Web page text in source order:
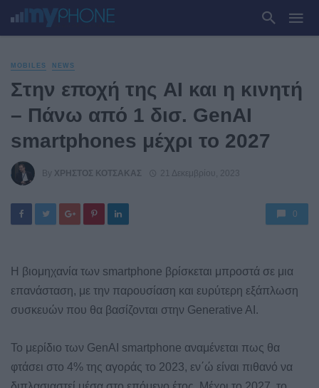
MOBILES NEWS
Στην εποχή της AI και η κινητή
– Πάνω από 1 δισ. GenAI
smartphones μέχρι το 2027
By ΧΡΉΣΤΟΣ ΚΟΤΣΑΚΆΣ 21 Δεκεμβρίου, 2023
0
Η βιομηχανία των smartphone βρίσκεται μπροστά σε μια
επανάσταση, με την παρουσίαση και ευρύτερη εξάπλωση
συσκευών που θα βασίζονται στην Generative AI.
Το μερίδιο των GenAI smartphone αναμένεται πως θα
φτάσει στο 4% της αγοράς το 2023, εν΄ώ είναι πιθανό να